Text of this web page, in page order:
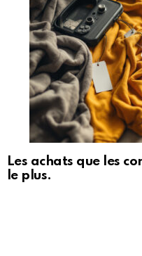
Les achats que les
le plus.